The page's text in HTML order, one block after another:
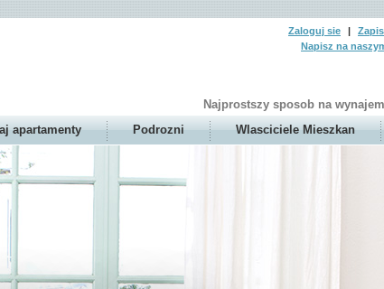
Najprostszy sposob na
Zaloguj sie |
Napisz na
apartamenty Podrozni Wlasciciele Mieszkan